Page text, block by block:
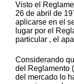
Visto el
26 de abril de
aplicarse en el
lugar por el
particular , el
Considerando
del Reglamento
del mercado lo